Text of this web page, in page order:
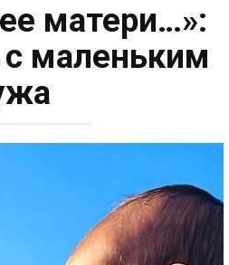
матери…»:
маленьким